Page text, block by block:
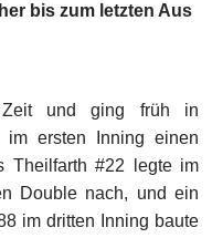
bis zum letzten Aus
Zeit und ging früh in
im ersten Inning einen
Theilfarth #22 legte im
Double nach, und ein
im dritten Inning baute